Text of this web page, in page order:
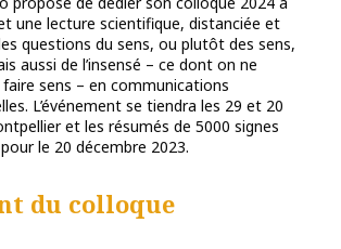
une lecture scientifique, distanciée et
questions du sens, ou plutôt des sens,
aussi de l’insensé – ce dont on ne
sens – en communications
L’événement se tiendra les 29 et 20
et les résumés de 5000 signes
le 20 décembre 2023.
du colloque